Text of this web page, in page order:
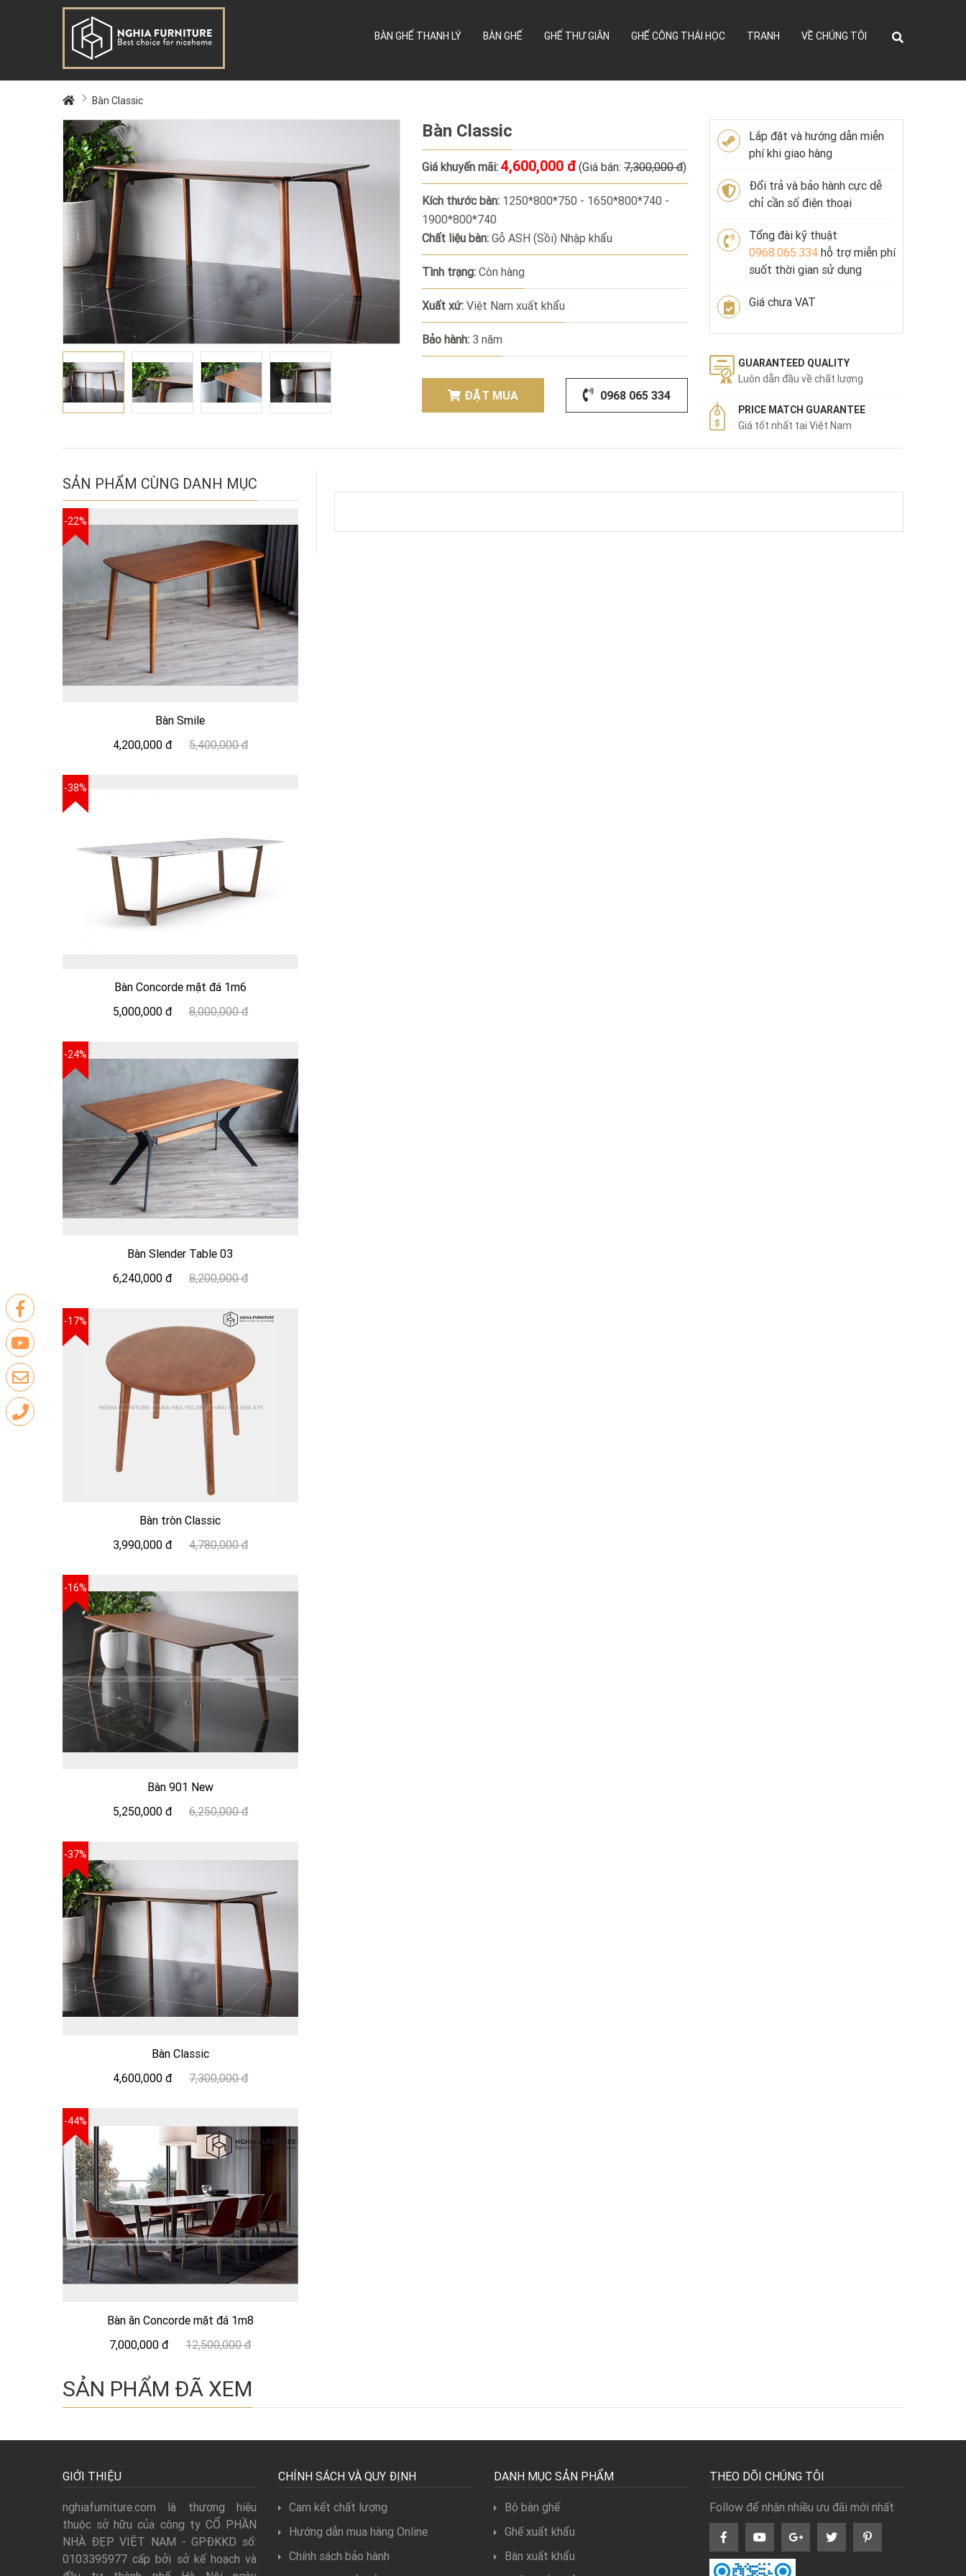
BÀN GHẾ THANH LÝ BÀN GHẾ GHẾ THƯ GIÃN GHẾ CÔNG THÁI HỌC TRANH VỀ CHÚNG TÔI
Bàn Classic
Bàn Classic
Giá khuyến mãi: 4,600,000 đ (Giá bán: 7,300,000 đ)
Kích thước bàn: 1250*800*750 - 1650*800*740 -
1900*800*740
Chất liệu bàn: Gỗ ASH (Sồi) Nhập khẩu
Tình trạng: Còn hàng
Xuất xứ: Việt Nam xuất khẩu
Bảo hành: 3 năm
ĐẶT MUA 0968 065 334
Lắp đặt và hướng dẫn miễn
phí khi giao hàng
Đổi trả và bảo hành cực dễ
chỉ cần số điện thoại
Tổng đài kỹ thuật
0968.065.334 hỗ trợ miễn phí
suốt thời gian sử dụng
Giá chưa VAT
GUARANTEED QUALITY
Luôn dẫn đầu về chất lượng
PRICE MATCH GUARANTEE
Giá tốt nhất tại Việt Nam
SẢN PHẨM CÙNG DANH MỤC
-22%
Bàn Smile
4,200,000 đ
5,400,000 đ
-38%
Bàn Concorde mặt đá 1m6
5,000,000 đ
8,000,000 đ
-24%
Bàn Slender Table 03
6,240,000 đ
8,200,000 đ
-17%
Bàn tròn Classic
3,990,000 đ
4,780,000 đ
-16%
Bàn 901 New
5,250,000 đ
6,250,000 đ
-37%
Bàn Classic
4,600,000 đ
7,300,000 đ
-44%
Bàn ăn Concorde mặt đá 1m8
7,000,000 đ
12,500,000 đ
SẢN PHẨM ĐÃ XEM
GIỚI THIỆU
nghiafurniture.com là thương hiệu
thuộc sở hữu của công ty CỔ PHẦN
NHÀ ĐẸP VIỆT NAM - GPĐKKD số:
0103395977 cấp bởi sở kế hoạch và
CHÍNH SÁCH VÀ QUY ĐỊNH
Cam kết chất lượng
Hướng dẫn mua hàng Online
Chính sách bảo hành
DANH MỤC SẢN PHẨM
Bộ bàn ghế
Ghế xuất khẩu
Bàn xuất khẩu
THEO DÕI CHÚNG TÔI
Follow để nhận nhiều ưu đãi mới nhất